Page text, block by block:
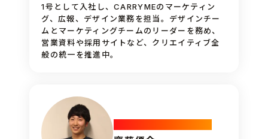
1号として入社し、CARRYMEのマーケティン
グ、広報、デザイン業務を担当。デザインチー
ムとマーケティングチームのリーダーを務め、
営業資料や採用サイトなど、クリエイティブ全
般の統一を推進中。